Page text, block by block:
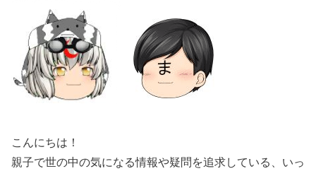
こんにちは！
親子で世の中の気になる情報や疑問を追求している、いっ